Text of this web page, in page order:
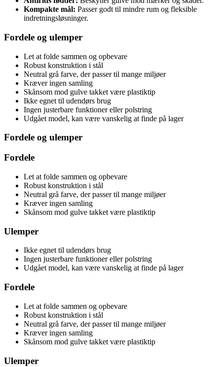
Kompakte mål: Passer godt til mindre rum og fleksible
indretningsløsninger.
Fordele og ulemper
Let at folde sammen og opbevare
Robust konstruktion i stål
Neutral grå farve, der passer til mange miljøer
Kræver ingen samling
Skånsom mod gulve takket være plastiktip
Ikke egnet til udendørs brug
Ingen justerbare funktioner eller polstring
Udgået model, kan være vanskelig at finde på lager
Fordele og ulemper
Fordele
Let at folde sammen og opbevare
Robust konstruktion i stål
Neutral grå farve, der passer til mange miljøer
Kræver ingen samling
Skånsom mod gulve takket være plastiktip
Ulemper
Ikke egnet til udendørs brug
Ingen justerbare funktioner eller polstring
Udgået model, kan være vanskelig at finde på lager
Fordele
Let at folde sammen og opbevare
Robust konstruktion i stål
Neutral grå farve, der passer til mange miljøer
Kræver ingen samling
Skånsom mod gulve takket være plastiktip
Ulemper